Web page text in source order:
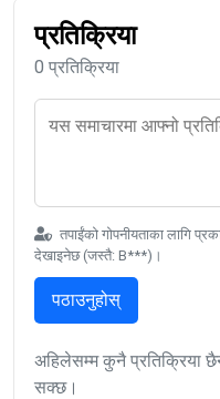
प्रतिक्रिया
0 प्रतिक्रिया
तपाईंको गोपनीयताका लागि
देखाइनेछ (जस्तै: B***)।
पठाउनुहोस्
अहिलेसम्म कुनै प्रतिक्रिया
सक्छ।